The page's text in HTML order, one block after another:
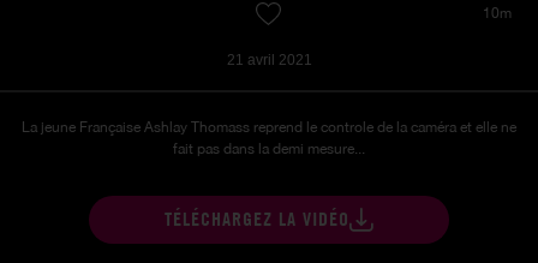
10m
21 avril 2021
La jeune Française Ashlay Thomass reprend le controle de la caméra et elle ne
fait pas dans la demi mesure...
TÉLÉCHARGEZ LA VIDÉO